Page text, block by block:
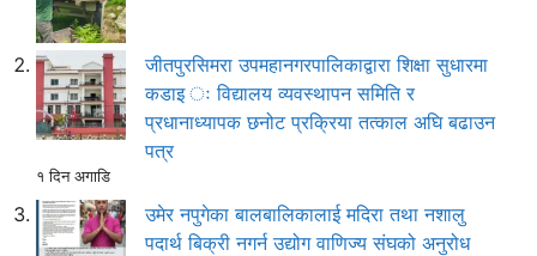
जीतपुरसिमरा उपमहानगरपालिकाद्वारा शिक्षा सुधारमा
कडाइ ः विद्यालय व्यवस्थापन समिति र
प्रधानाध्यापक छनोट प्रक्रिया तत्काल अघि बढाउन
पत्र
१ दिन अगाडि
उमेर नपुगेका बालबालिकालाई मदिरा तथा नशालु
पदार्थ बिक्री नगर्न उद्योग वाणिज्य संघको अनुरोध